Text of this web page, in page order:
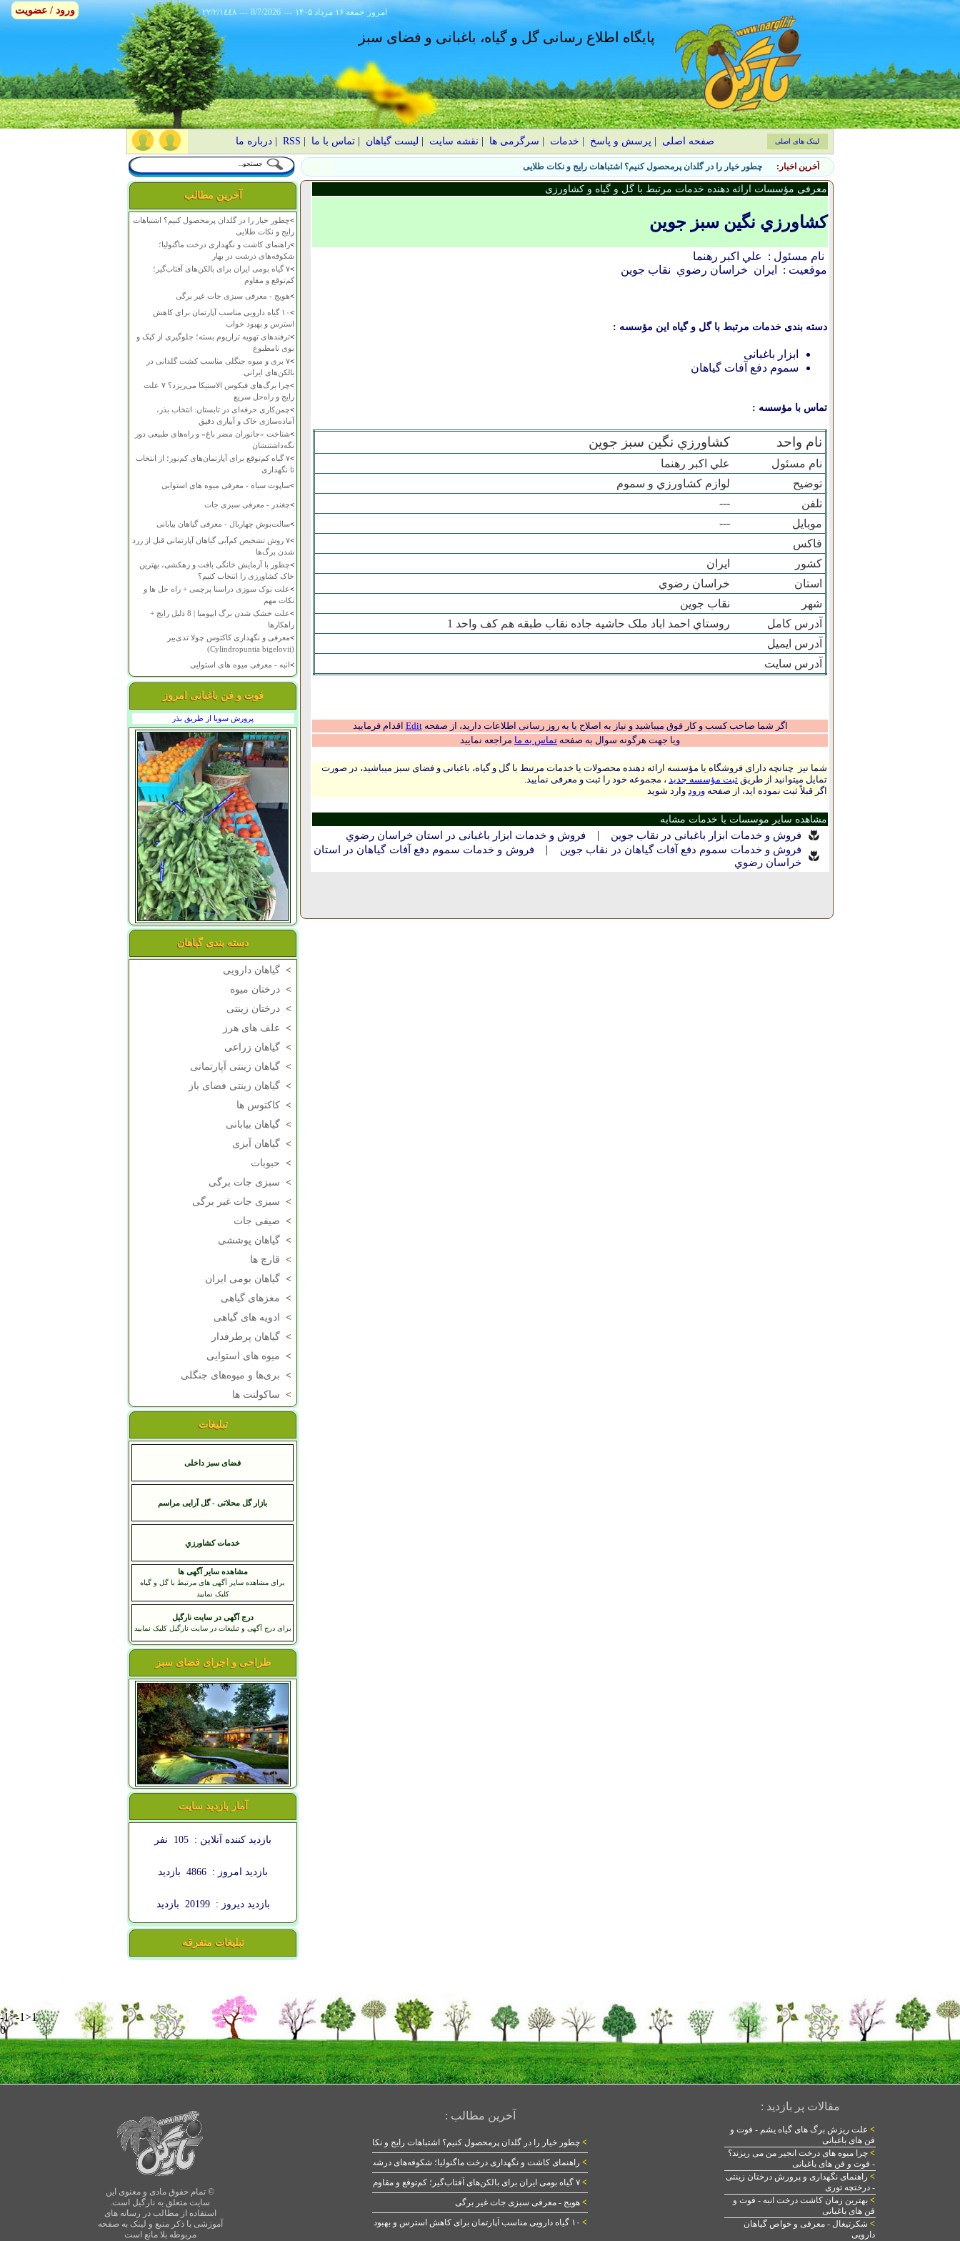
٢٢/٢/١٤٤٨ --- 8/7/2026 --- ۱۴۰۵ جمعه ۱۶ مرداد امروز
پایگاه اطلاع رسانی گل و گیاه، باغبانی و فضای سبز
صفحه اصلی پرسش و پاسخ خدمات سرگرمی ها نقشه سایت لیست گیاهان |تماس با ما RSS
|درباره ما لینک های اصلی
آخرین اخبار: چطور خیار را در گلدان پرمحصول کنیم؟ اشتباهات رایج و نکات طلایی
آخرین مطالب
>چطور خیار را در گلدان پرمحصول کنیم؟ اشتباهات
رایج و نکات طلایی
>راهنمای کاشت و نگهداری درخت ماگنولیا؛
شکوفه‌های درشت در بهار
>
۷ گیاه بومی ایران برای بالکن‌های آفتاب‌گیر؛
کم‌توقع و مقاوم
>هویج - معرفی سبزی جات غیر برگی
>
۱۰ گیاه دارویی مناسب آپارتمان برای کاهش
استرس و بهبود خواب
>ترفندهای تهویه تراریوم بسته؛ جلوگیری از کپک و
بوی نامطبوع
>
۷ بری و میوه جنگلی مناسب کشت گلدانی در
بالکن‌های ایرانی
>
چرا برگ‌های فیکوس الاستیکا می‌ریزد؟ ۷ علت
رایج و راه‌حل سریع
>چمن‌کاری حرفه‌ای در تابستان: انتخاب بذر،
آماده‌سازی خاک و آبیاری دقیق
>شناخت «جانوران مضر باغ» و راه‌های طبیعی دور
نگه‌داشتنشان
>
۷ گیاه کم‌توقع برای آپارتمان‌های کم‌نور؛ از انتخاب
تا نگهداری
>ساپوت سیاه - معرفی میوه های استوایی
>چغندر - معرفی سبزی جات
>سالت‌بوش چهاربال - معرفی گیاهان بیابانی
>
۷ روش تشخیص کم‌آبی گیاهان آپارتمانی قبل از زرد
شدن برگ‌ها
>چطور با آزمایش خانگی بافت و زهکشی، بهترین
خاک کشاورزی را انتخاب کنیم؟
>علت نوک سوزی دراسنا پرچمی + راه حل ها و
نکات مهم
>
علت خشک شدن برگ ایپومیا | 8 دلیل رایج +
راهکارها
>معرفی و نگهداری کاکتوس چولا تدی‌بیر
(Cylindropuntia bigelovii)
>انبه - معرفی میوه های استوایی
فوت و فن باغبانی امروز
پرورش سویا از طریق بذر
دسته بندی گیاهان
> گیاهان دارویی
> درختان میوه
> درختان زینتی
> علف های هرز
> گیاهان زراعی
> گیاهان زینتی آپارتمانی
> گیاهان زینتی فضای باز
> کاکتوس ها
> گیاهان بیابانی
> گیاهان آبزی
> حبوبات
> سبزی جات برگی
> سبزی جات غیر برگی
> صیفی جات
> گیاهان پوششی
> قارچ ها
> گیاهان بومی ایران
> مغزهای گیاهی
>
ادویه های گیاهی
> گیاهان پرطرفدار
> میوه های استوایی
> بری‌ها و میوه‌های جنگلی
> ساکولنت ها
تبلیغات
فضای سبز داخلی
بازار گل محلاتی - گل آرایی مراسم
خدمات کشاورزي
مشاهده سایر آگهی ها
برای مشاهده سایر آگهی های مرتبط با گل و گیاه
کلیک نمایید
درج آگهی در سایت نارگیل
برای درج آگهی و تبلیغات در سایت نارگیل کلیک نمایید
طراحی و اجرای فضای سبز
آمار بازدید سایت
بازدید کننده آنلاین : 105 نفر
بازدید امروز : 4866 بازدید
بازدید دیروز : 20199 بازدید
تبلیغات متفرقه
معرفی مؤسسات ارائه دهنده خدمات مرتبط با گل و گیاه و کشاورزی
کشاورزي نگين سبز جوين
نام مسئول :
علي اکبر رهنما
موقعیت :
ایران خراسان رضوي نقاب جوين
دسته بندی خدمات مرتبط با گل و گیاه این مؤسسه :
ابزار باغبانی
سموم دفع آفات گیاهان
تماس با مؤسسه :
نام واحد کشاورزي نگين سبز جوين
نام مسئول
علي اکبر رهنما
توضیح
لوازم کشاورزي و سموم
تلفن
---
موبایل
---
فاکس
کشور
ایران
استان
خراسان رضوي
شهر
نقاب جوين
آدرس کامل
روستاي احمد اباد ملک حاشيه جاده نقاب طبقه هم کف واحد 1
آدرس ایمیل
آدرس سایت
اگر شما صاحب کسب و کار فوق میباشید و نیاز به اصلاح یا به روز رسانی اطلاعات دارید، از صفحهEdit اقدام فرمایید
ویا جهت هرگونه سوال به صفحه تماس به ما مراجعه نمایید
شما نیز چنانچه دارای فروشگاه یا مؤسسه ارائه دهنده محصولات یا خدمات مرتبط با گل و گیاه، باغبانی و فضای سبز میباشید، در صورت
تمایل میتوانید از طریق ثبت مؤسسه جدید ، مجموعه خود را ثبت و معرفی نمایید.
اگر قبلاً ثبت نموده اید، از صفحه ورود وارد شوید
مشاهده سایر موسسات با خدمات مشابه
فروش و خدمات ابزار باغبانی در نقاب جوين | فروش و خدمات ابزار باغبانی در استان خراسان رضوي
فروش و خدمات سموم دفع آفات گیاهان در نقاب جوين | فروش و خدمات سموم دفع آفات گیاهان در استان
خراسان رضوي
-1>-1>1
0
© تمام حقوق مادی و معنوی این
سایت متعلق به نارگیل است.
استفاده از مطالب در رسانه های
آموزشی با ذکر منبع و لینک به صفحه
مربوطه بلا مانع است
آخرین مطالب :
> چطور خیار را در گلدان پرمحصول کنیم؟ اشتباهات رایج و نکات طلایی
> راهنمای کاشت و نگهداری درخت ماگنولیا؛ شکوفه‌های درشت در بهار
> ۷ گیاه بومی ایران برای بالکن‌های آفتاب‌گیر؛ کم‌توقع و مقاوم
> هویج - معرفی سبزی جات غیر برگی
> ۱۰ گیاه دارویی مناسب آپارتمان برای کاهش استرس و بهبود خواب
مقالات پر بازدید :
> علت ریزش برگ های گیاه یشم - فوت و
فن های باغبانی
> چرا میوه های درخت انجیر من می ریزند؟
- فوت و فن های باغبانی
> راهنمای نگهداری و پرورش درختان زینتی
- درختچه توری
> بهترین زمان کاشت درخت انبه - فوت و
فن های باغبانی
> شکرتیغال - معرفی و خواص گیاهان
دارویی
ورود / عضویت